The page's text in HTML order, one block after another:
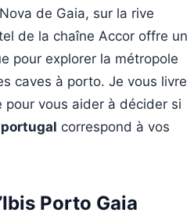
de Gaia, sur la rive
de la chaîne Accor offre un
pour explorer la métropole
caves à porto. Je vous livre
pour vous aider à décider si
correspond à vos
Porto Gaia